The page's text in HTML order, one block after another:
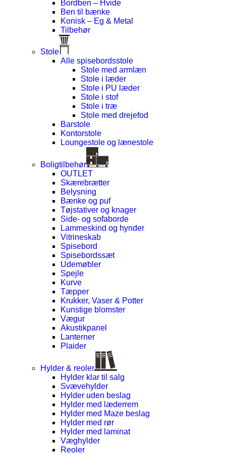
Bordben – Hvide
Ben til bænke
Konisk – Eg & Metal
Tilbehør
Stole
Alle spisebordsstole
Stole med armlæn
Stole i læder
Stole i PU læder
Stole i stof
Stole i træ
Stole med drejefod
Barstole
Kontorstole
Loungestole og lænestole
Boligtilbehør
OUTLET
Skærebrætter
Belysning
Bænke og puf
Tøjstativer og knager
Side- og sofaborde
Lammeskind og hynder
Vitrineskab
Spisebord
Spisebordssæt
Udemøbler
Spejle
Kurve
Tæpper
Krukker, Vaser & Potter
Kunstige blomster
Vægur
Akustikpanel
Lanterner
Plaider
Hylder & reoler
Hylder klar til salg
Svævehylder
Hylder uden beslag
Hylder med læderrem
Hylder med Maze beslag
Hylder med rør
Hylder med laminat
Væghylder
Reoler